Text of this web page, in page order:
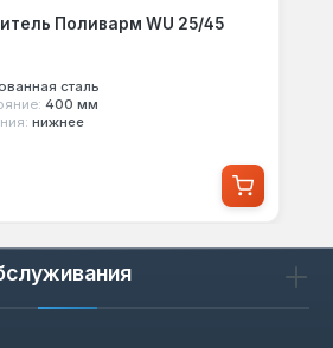
Поливарм WU 25/45
сталь
400 мм
нижнее